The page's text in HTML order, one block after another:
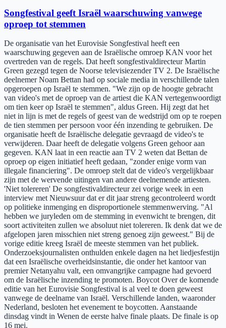
Songfestival geeft Israël waarschuwing vanwege
oproep tot stemmen
De organisatie van het Eurovisie Songfestival heeft een
waarschuwing gegeven aan de Israëlische omroep KAN voor het
overtreden van de regels. Dat heeft songfestivaldirecteur Martin
Green gezegd tegen de Noorse televisiezender TV 2. De Israëlische
deelnemer Noam Bettan had op sociale media in verschillende talen
opgeroepen op Israël te stemmen. "We zijn op de hoogte gebracht
van video's met de oproep van de artiest die KAN vertegenwoordigt
om tien keer op Israël te stemmen", aldus Green. Hij zegt dat het
niet in lijn is met de regels of geest van de wedstrijd om op te roepen
de tien stemmen per persoon voor één inzending te gebruiken. De
organisatie heeft de Israëlische delegatie gevraagd de video's te
verwijderen. Daar heeft de delegatie volgens Green gehoor aan
gegeven. KAN laat in een reactie aan TV 2 weten dat Bettan de
oproep op eigen initiatief heeft gedaan, "zonder enige vorm van
illegale financiering". De omroep stelt dat de video's vergelijkbaar
zijn met de wervende uitingen van andere deelnemende artiesten.
'Niet tolereren' De songfestivaldirecteur zei vorige week in een
interview met Nieuwsuur dat er dit jaar streng gecontroleerd wordt
op politieke inmenging en disproportionele stemmenwerving. "Al
hebben we juryleden om de stemming in evenwicht te brengen, dit
soort activiteiten zullen we absoluut niet tolereren. Ik denk dat we de
afgelopen jaren misschien niet streng genoeg zijn geweest." Bij de
vorige editie kreeg Israël de meeste stemmen van het publiek.
Onderzoeksjournalisten onthulden enkele dagen na het liedjesfestijn
dat een Israëlische overheidsinstantie, die onder het kantoor van
premier Netanyahu valt, een omvangrijke campagne had gevoerd
om de Israëlische inzending te promoten. Boycot Over de komende
editie van het Eurovisie Songfestival is al veel te doen geweest
vanwege de deelname van Israël. Verschillende landen, waaronder
Nederland, besloten het evenement te boycotten. Aanstaande
dinsdag vindt in Wenen de eerste halve finale plaats. De finale is op
16 mei.